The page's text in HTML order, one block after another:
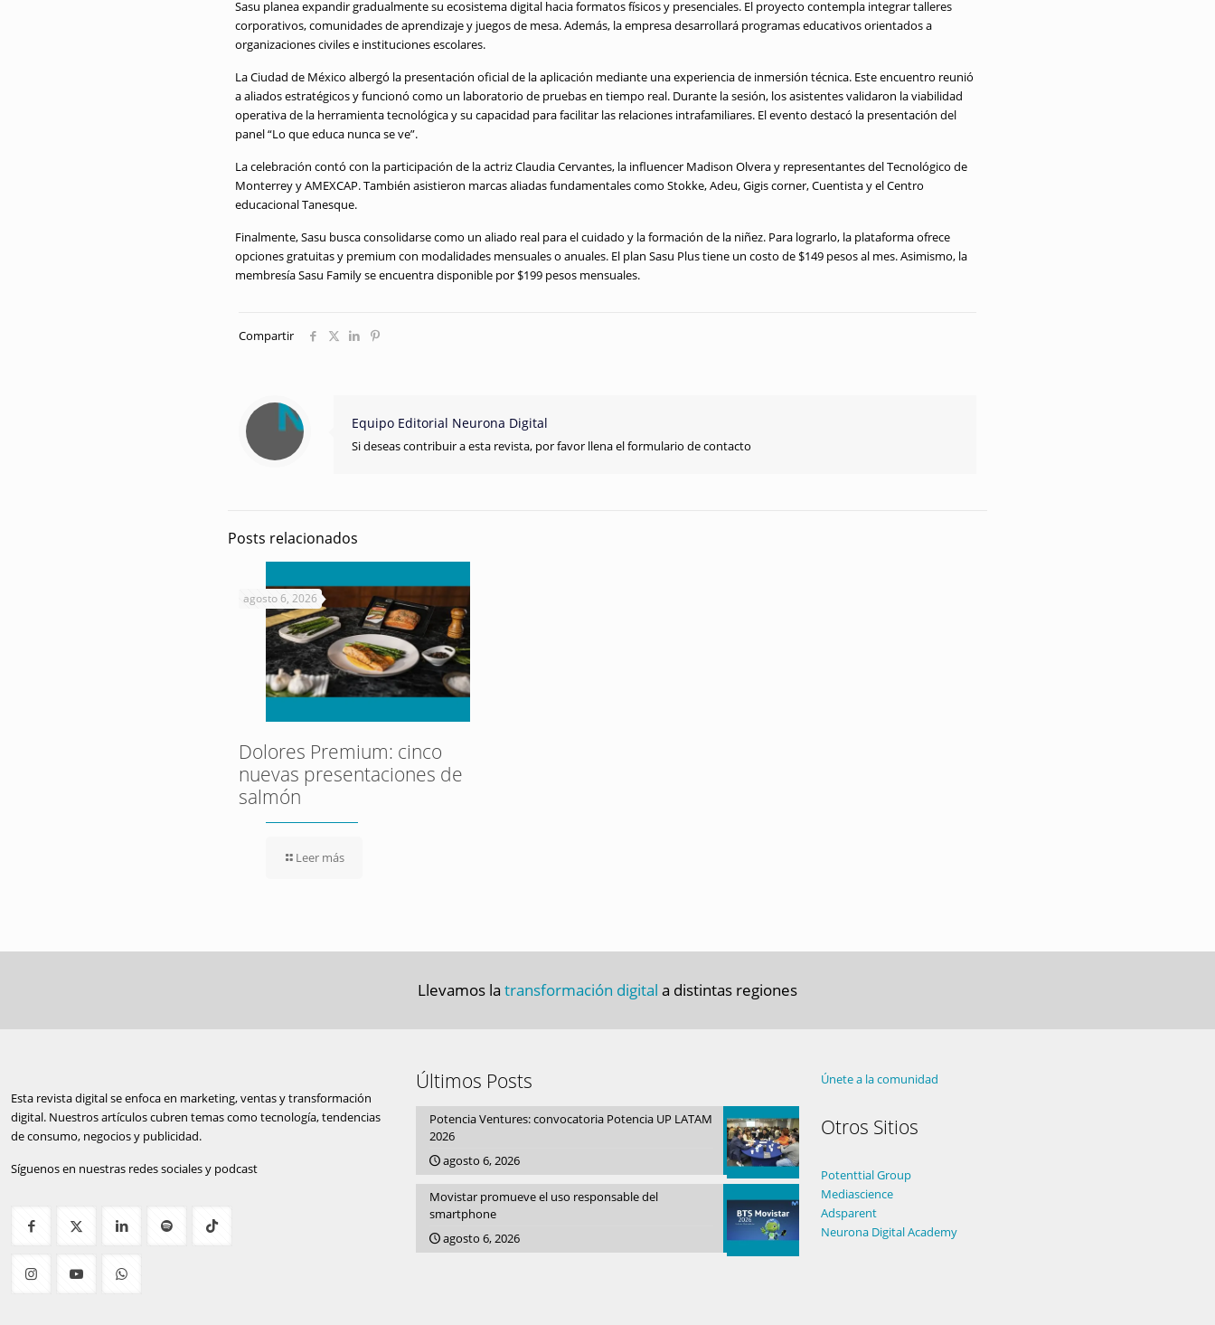
Sasu planea expandir gradualmente su ecosistema digital hacia formatos físicos y presenciales. El proyecto contempla integrar talleres
corporativos, comunidades de aprendizaje y juegos de mesa.Además, la empresa desarrollará programas educativos orientados a
organizaciones civiles e instituciones escolares.
La Ciudad de México albergó la presentación oficial de la aplicación mediante una experiencia de inmersión técnica. Este encuentro reunió
a aliados estratégicos y funcionó como un laboratorio de pruebas en tiempo real. Durante la sesión, los asistentes validaron la viabilidad
operativa de la herramienta tecnológica y su capacidad para facilitar las relaciones intrafamiliares. El evento destacó la presentación del
panel “Lo que educa nunca se ve”.
La celebración contó con la participación de la actriz Claudia Cervantes, la influencer Madison Olvera y representantes del Tecnológico de
Monterrey y AMEXCAP.También asistieron marcas aliadas fundamentales como Stokke, Adeu, Gigis corner, Cuentista y el Centro
educacional Tanesque.
Finalmente, Sasu busca consolidarse como un aliado real para el cuidado y la formación de la niñez. Para lograrlo, la plataforma ofrece
opciones gratuitas y premium con modalidades mensuales o anuales. El plan Sasu Plus tiene un costo de $149 pesos al mes.Asimismo, la
membresía Sasu Family se encuentra disponible por $199 pesos mensuales.
Compartir
Equipo Editorial Neurona Digital
Si deseas contribuir a esta revista, por favor llena el formulario de contacto
Posts relacionados
agosto 6, 2026
Dolores Premium: cinco
nuevas presentaciones de
salmón
Leer más
Llevamos la transformación digital a distintas regiones
Esta revista digital se enfoca en marketing, ventas y transformación
digital. Nuestros artículos cubren temas como tecnología, tendencias
de consumo, negocios y publicidad.
Síguenos en nuestras redes sociales y podcast
Últimos Posts
Potencia Ventures: convocatoria Potencia UP LATAM
2026
agosto 6, 2026
Movistar promueve el uso responsable del
smartphone
agosto 6, 2026
Únete a la comunidad
Otros Sitios
Potenttial Group
Mediascience
Adsparent
Neurona Digital Academy